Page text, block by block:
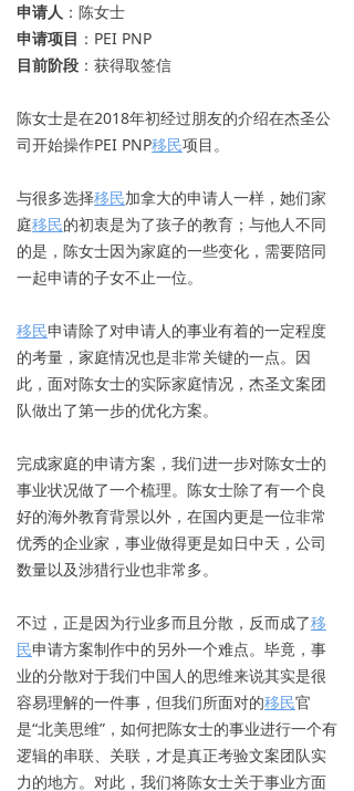
申请人 ：陈女士
申请项目 ：PEI PNP
目前阶段 ：获得取签信
陈女士是在2018年初经过朋友的介绍在杰圣公
司开始操作PEI PNP移民项目。
与很多选择移民加拿大的申请人一样，她们家
庭移民的初衷是为了孩子的教育；与他人不同
的是，陈女士因为家庭的一些变化，需要陪同
一起申请的子女不止一位。
移民申请除了对申请人的事业有着的一定程度
的考量，家庭情况也是非常关键的一点。因
此，面对陈女士的实际家庭情况，杰圣文案团
队做出了第一步的优化方案。
完成家庭的申请方案，我们进一步对陈女士的
事业状况做了一个梳理。陈女士除了有一个良
好的海外教育背景以外，在国内更是一位非常
优秀的企业家，事业做得更是如日中天，公司
数量以及涉猎行业也非常多。
不过，正是因为行业多而且分散，反而成了移
民申请方案制作中的另外一个难点。毕竟，事
业的分散对于我们中国人的思维来说其实是很
容易理解的一件事，但我们所面对的移民官
是“北美思维”，如何把陈女士的事业进行一个有
逻辑的串联、关联，才是真正考验文案团队实
力的地方。对此，我们将陈女士关于事业方面